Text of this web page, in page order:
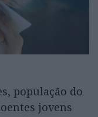
população do
jovens